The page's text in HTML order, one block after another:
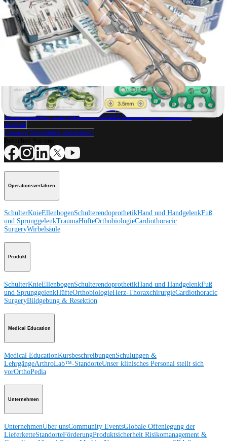
Fuß & Sprunggelenk
Plantare Lapidusplatte
Wie können wir Ihnen helfen?
Medizinproduktberater:in kontaktieren
Veranstaltungen, Lab-Vorführungen und Schulungsmöglichkeiten
ansehen
Unseren Newsletter abonnieren
Operationsverfahren
SchulterKnieEllenbogenSchulterendoprothetikHand und HandgelenkFuß
und SprunggelenkTraumaHüfteOrthobiologieCardiothoracic
SurgeryWirbelsäule
Produkt
SchulterKnieEllenbogenSchulterendoprothetikHand und HandgelenkFuß
und SprunggelenkHüfteOrthobiologieHerz-ThoraxchirurgieCardiothoracic
SurgeryBildgebung & Resektion
Medical Education
Medical EducationKursbeschreibungenSchulungen &
LehrgängeArthroLab™-StandorteUnser klinisches Personal stellt sich
vorOrthoPedia
Unternehmen
UnternehmenÜber unsCommunity EventsGlobale Offenlegung der
LieferketteStandorteFörderungProduktsicherheit Risikomanagement &